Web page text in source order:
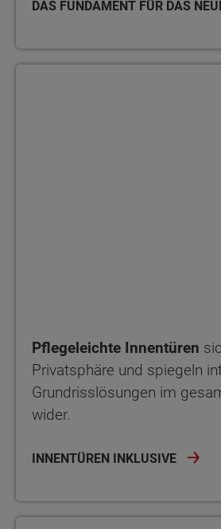
DAS FUNDAMENT FÜR DAS
Pflegeleichte Innentüren
Privatsphäre und spiegeln
Grundrisslösungen im
wider.
INNENTÜREN INKLUSIVE